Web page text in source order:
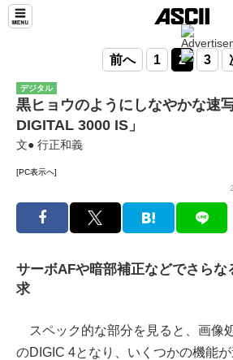
前へ 1 2 3
デジタル
黒ヒョウのようにしなやかな速
DIGITAL 3000 IS」
文● 行正和義
[PC表示へ]
サーボAFや暗部補正などでさらな
求
スペック的な部分を見ると、画像
のDIGIC 4となり、いくつかの機能